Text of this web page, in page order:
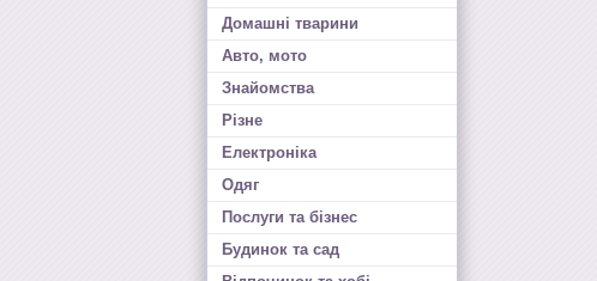
Домашні тварини
Авто, мото
Знайомства
Різне
Електроніка
Одяг
Послуги та бізнес
Будинок та сад